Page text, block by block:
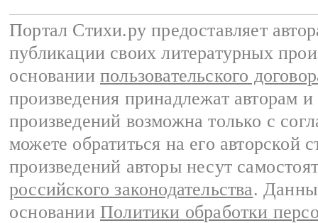
Портал Стихи.ру предоставляет
публикации своих литературных
основании пользовательского
произведения принадлежат авторам
произведений возможна только с
можете обратиться на его авторской
произведений авторы несут
российского законодательства.
основании Политики обработки